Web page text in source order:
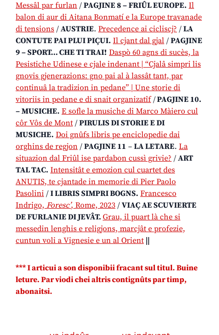
Messâl par furlan / PAGJINE 8 – FRIÛL EUROPE. Il
balon di aur di Aitana Bonmatí e la Europe travanade
di tensions / AUSTRIE. Precedence ai cicliscj? / LA
CONTUTE PAI PLUI PIÇUI. Il cjant dal gjal / PAGJINE
9 – SPORT… CHE TI TRAI! Daspò 60 agns di sucès, la
Pesistiche Udinese e cjale indenant | “Cjalâ simpri lis
gnovis gjenerazions: gno pai al à lassât tant, par
continuâ la tradizion in pedane” | Une storie di
vitoriis in pedane e di snait organizatîf/PAGJINE 10.
– MUSICHE. E sofle la musiche di Marco Màiero cul
côr Vôs de Mont / PIRULIS DI STORIE E DI
MUSICHE. Doi gnûfs libris pe enciclopedie dai
orghins de regjon / PAGJINE 11 – LA LETARE. La
situazion dal Friûl ise pardabon cussì grivie? / ART
TAL TAC. Intensitât e emozion cul cuartet des
ANUTIS, te cjantade in memorie di Pier Paolo
Pasolini / I LIBRIS SIMPRI BOGNS. Francesco
Indrigo, Foresc’, Rome, 2023 / VIAÇ AE SCUVIERTE
DE FURLANIE DI JEVÂT. Grau, il puart là che si
messedin lenghis e religjons, marcjât e profezie,
cuntun voli a Vignesie e un al Orient
*** I articui a son disponibii fracant sul titul. Buine
leture. Par viodi chei altris contignûts par timp,
abonaitsi.